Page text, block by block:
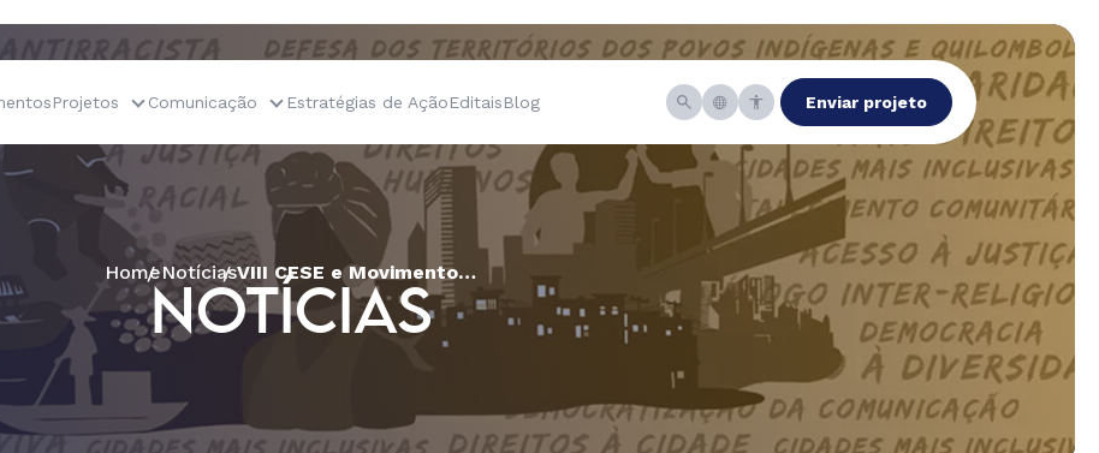
Projetos Comunicação Estratégias de AçãoEditaisBlog Enviar projeto
HomeNotícias VIII CESE e Movimentos Sociais: é preciso puxar o novo governo para a esquerda
NOTÍCIAS